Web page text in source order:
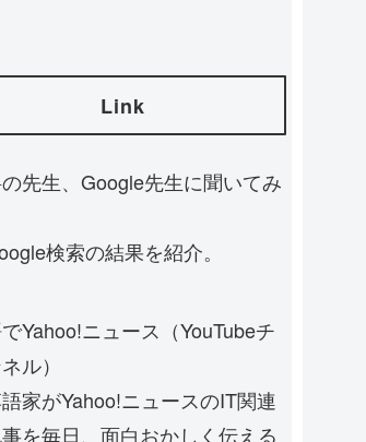
Link
先生、Google先生に聞いてみ
検索の結果を紹介。
Yahoo!ニュース（YouTubeチ
ル）
語家がYahoo!ニュースのIT関連
を毎日、面白おかしく伝える